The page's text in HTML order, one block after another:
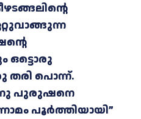
ഒട്ടൊരു
പൊന്ന്.
പുരുഷനെ
പൂർത്തിയായി”